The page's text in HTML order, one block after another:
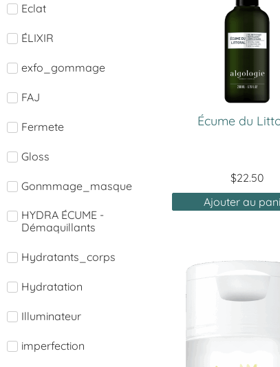
Eclat
ÉLIXIR
exfo_gommage
FAJ
Fermete
Gloss
Gonmmage_masque
HYDRA ÉCUME -
Démaquillants
Hydratants_corps
Hydratation
Illuminateur
imperfection
Écume du
$22.50
Ajouter au